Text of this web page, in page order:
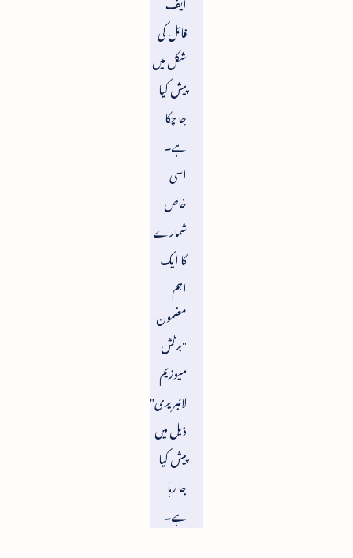
فائل کی
شکل میں
پیش کیا
جا چکا
ہے۔
اسی
خاص
شمارے
کا ایک
اہم
مضمون
"برٹش
میوزیم
لائبریری"
ذیل میں
پیش کیا
جا رہا
ہے۔